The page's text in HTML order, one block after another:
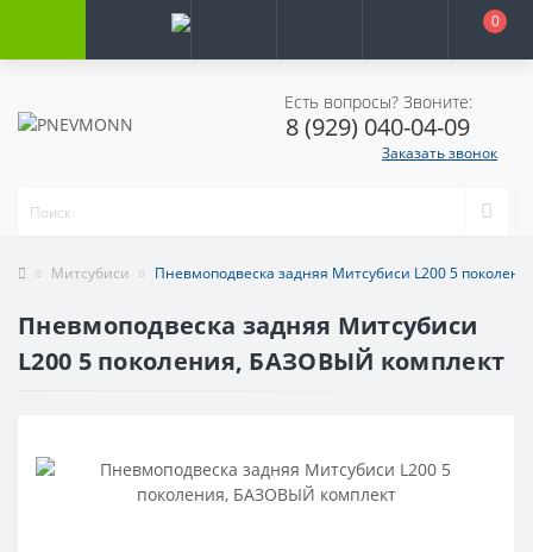
0
Есть вопросы? Звоните:
8 (929) 040-04-09
Заказать звонок
Митсубиси Пневмоподвеска задняя Митсубиси L200 5
Пневмоподвеска задняя Митсубиси
L200 5 поколения, БАЗОВЫЙ комплект